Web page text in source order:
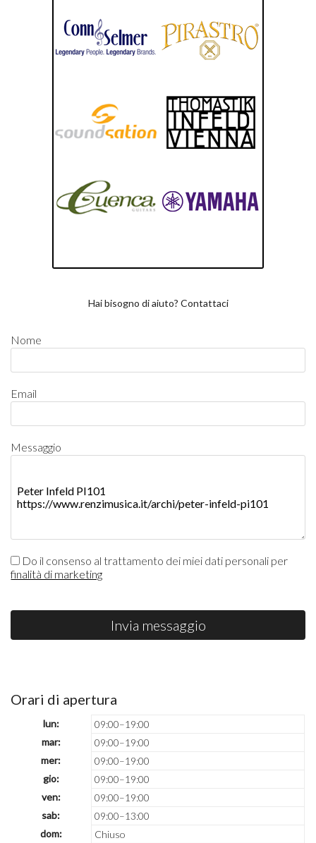
Hai bisogno di aiuto? Contattaci
Nome
Email
Messaggio
Do il consenso al trattamento dei miei dati personali per
finalità di marketing
Invia messaggio
Orari di apertura
lun:
09:00–19:00
mar:
09:00–19:00
mer:
09:00–19:00
gio:
09:00–19:00
ven:
09:00–19:00
sab:
09:00–13:00
dom:
Chiuso